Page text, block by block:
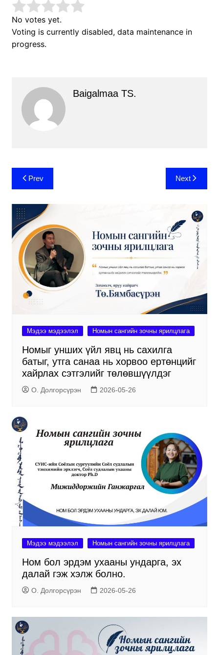
No votes yet.
Voting is currently disabled, data maintenance in
progress.
Baigalmaa TS.
Post
navigation
Prev Next
Мэдээ мэдээлэл Номын сангийн зочны ярилцлага
Номыг унших үйл явц нь сахилга
батыг, утга санаа нь хорвоо ертөнцийг
хайрлах сэтгэлийг төлөвшүүлдэг
О. Долгорсүрэн 2026-05-26
Мэдээ мэдээлэл Номын сангийн зочны ярилцлага
Ном бол эрдэм ухааны ундарга, эх
далай гэж хэлж болно.
О. Долгорсүрэн 2026-05-26